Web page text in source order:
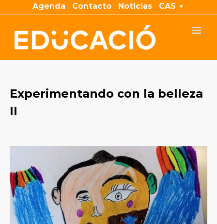
al
contenido
Agenda Contacto Noticias CAS
Experimentando con la belleza
II